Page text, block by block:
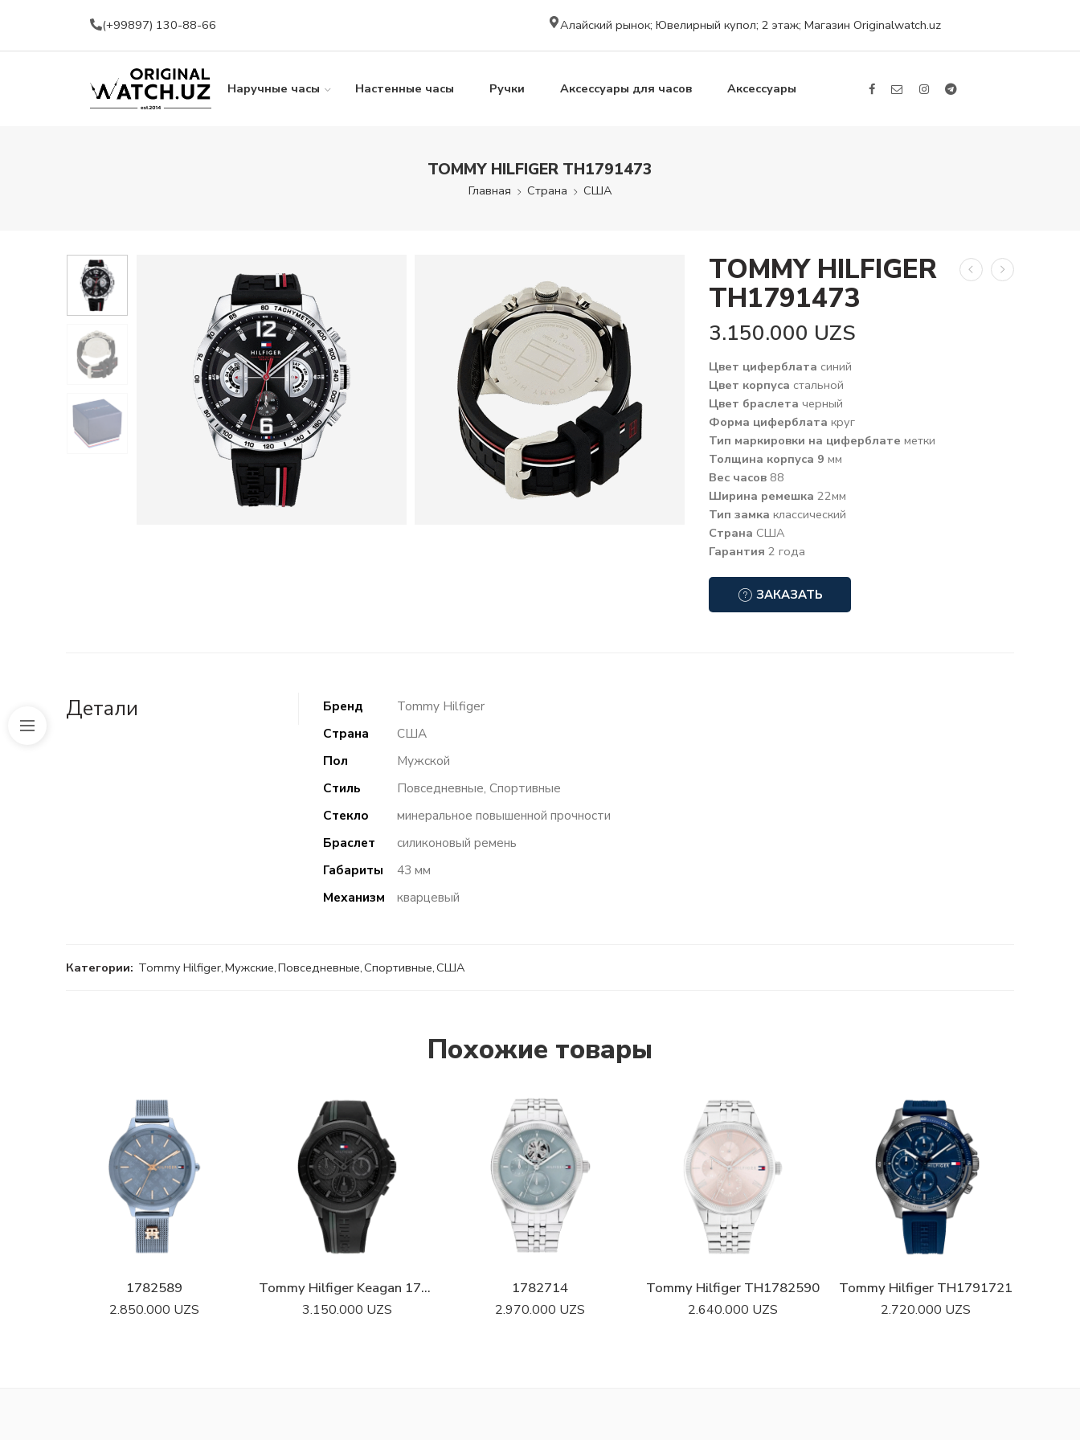
(+99897) 130-88-66 Алайский рынок; Ювелирный купол; 2 этаж; Магазин Originalwatch.uz
Наручные часы Настенные часы Ручки Аксессуары для часов Аксессуары
TOMMY HILFIGER TH1791473
Главная Страна США
TOMMY HILFIGER
TH1791473
3.150.000 UZS
Цвет циферблата синий
Цвет корпуса стальной
Цвет браслета черный
Форма циферблата круг
Тип маркировки на циферблате метки
Толщина корпуса 9 мм
Вес часов 88
Ширина ремешка 22мм
Тип замка классический
Страна США
Гарантия 2 года
ЗАКАЗАТЬ
Детали Бренд
Tommy Hilfiger
Страна
США
Пол
Мужской
Стиль
Повседневные, Спортивные
Стекло
минеральное повышенной прочности
Браслет
силиконовый ремень
Габариты
43 мм
Механизм
кварцевый
Категории: Tommy Hilfiger,Мужские,Повседневные,Спортивные,США
Похожие товары
1782589
2.850.000 UZS
Tommy Hilfiger Keagan 1791861
3.150.000 UZS
1782714
2.970.000 UZS
Tommy Hilfiger TH1782590
2.640.000 UZS
Tommy Hilfiger TH1791721
2.720.000 UZS